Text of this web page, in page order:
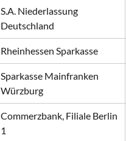
S.A. Niederlassung
Deutschland
Rheinhessen Sparkasse
Sparkasse Mainfranken
Würzburg
Commerzbank, Filiale Berlin
1